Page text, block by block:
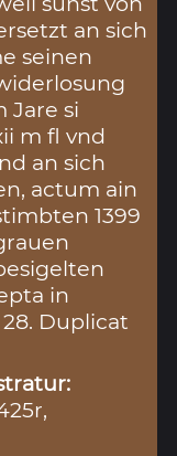
an sich
seinen
Jare si
m fl vnd
an sich
actum ain
1399
in
Duplicat